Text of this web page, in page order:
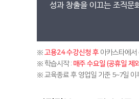
성과 창출을 이끄는 조직문
※고용24 수강신청 후 아카스타에
※ 학습시작 : 매주 수요일 (공휴일 제
※ 교육종료 후 영업일 기준 5~7일 이